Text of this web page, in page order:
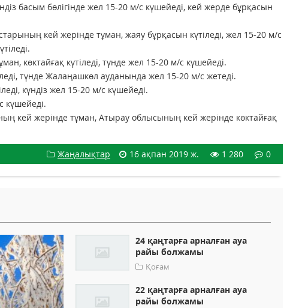
басым бөлігінде жел 15-20 м/с күшейеді, кей жерде бұрқасын
кей жерінде тұман, жаяу бұрқасын күтіледі, жел 15-20 м/с
көктайғақ күтіледі, түнде жел 15-20 м/с күшейеді.
түнде Жалаңашкөл ауданында жел 15-20 м/с жетеді.
күндіз жел 15-20 м/с күшейеді.
күшейеді.
кей жерінде тұман, Атырау облысының кей жерінде көктайғақ
Жаңалықтар
16 ақпан 2019 ж. 1 280 0
24 қаңтарға арналған ауа
райы болжамы
Қоғам
22 қаңтарға арналған ауа
райы болжамы